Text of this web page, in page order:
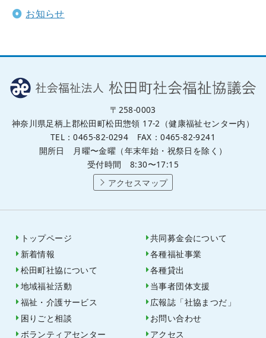
お知らせ
〒258-0003
神奈川県足柄上郡松田町松田惣領 17-2（健康福祉センター内）
TEL：0465-82-0294 FAX：0465-82-9241
開所日 月曜〜金曜（年末年始・祝祭日を除く）
受付時間 8:30〜17:15
アクセスマップ
トップページ
新着情報
松田町社協について
地域福祉活動
福祉・介護サービス
困りごと相談
ボランティアセンター
共同募金会について
各種福祉事業
各種貸出
当事者団体支援
広報誌「社協まつだ」
お問い合わせ
アクセス